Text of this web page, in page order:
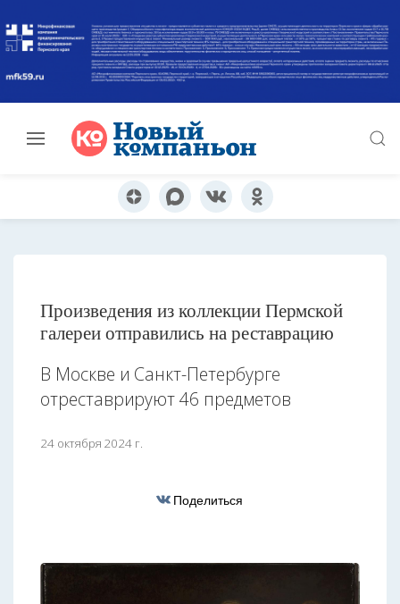
Произведения из коллекции Пермской
галереи отправились на реставрацию
В Москве и Санкт-Петербурге
отреставрируют 46 предметов
24 октября 2024 г.
Поделиться